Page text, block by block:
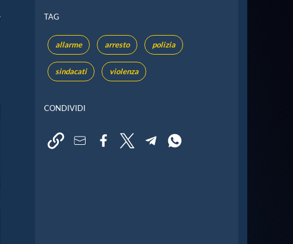
TAG
allarme arresto polizia
sindacati violenza
CONDIVIDI